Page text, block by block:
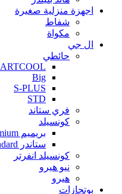
اجهزة منزلية صغيرة
شفاط
مكواة
ال جي
حائطي
ARTCOOL
Big
S-PLUS
STD
فري ستاند
كونسيلد
بريميم Premium
ستاندر standard
كونسيلد انفرتر
نيو هيرو
هيرو
بوتجازات